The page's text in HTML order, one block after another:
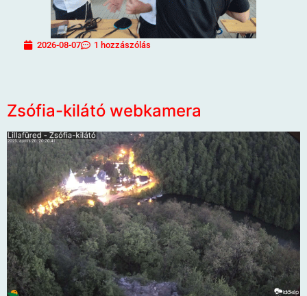
2026-08-07 1 hozzászólás
Zsófia-kilátó webkamera